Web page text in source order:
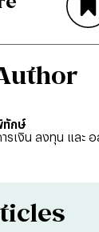
ทักษ์
รเงิน ลงทุน และ